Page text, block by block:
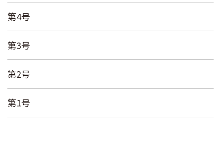
第4号
第3号
第2号
第1号